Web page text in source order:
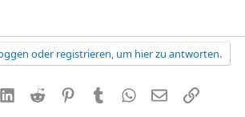
oder registrieren, um hier zu antworten.
LinkedIn
Reddit PinterestTumblr WhatsApp
E-MailLink